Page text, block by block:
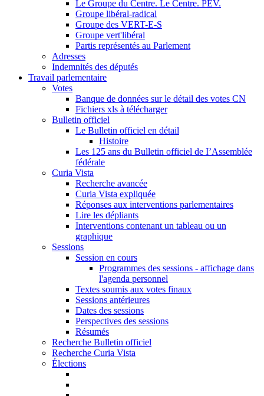
Le Groupe du Centre. Le Centre. PEV.
Groupe libéral-radical
Groupe des VERT-E-S
Groupe vert'libéral
Partis représentés au Parlement
Adresses
Indemnités des députés
Travail parlementaire
Votes
Banque de données sur le détail des votes CN
Fichiers xls à télécharger
Bulletin officiel
Le Bulletin officiel en détail
Histoire
Les 125 ans du Bulletin officiel de I’Assemblée
fédérale
Curia Vista
Recherche avancée
Curia Vista expliquée
Réponses aux interventions parlementaires
Lire les dépliants
Interventions contenant un tableau ou un
graphique
Sessions
Session en cours
Programmes des sessions - affichage dans
l'agenda personnel
Textes soumis aux votes finaux
Sessions antérieures
Dates des sessions
Perspectives des sessions
Résumés
Recherche Bulletin officiel
Recherche Curia Vista
Élections